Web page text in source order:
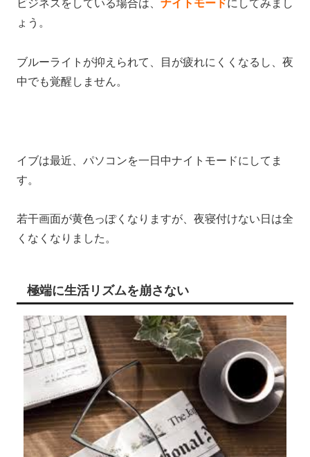
ビジネスをしている場合は、 ナイトモードにしてみまし
ょう。
ブルーライトが抑えられて、目が疲れにくくなるし、夜
中でも覚醒しません。
イブは最近、パソコンを一日中ナイトモードにしてま
す。
若干画面が黄色っぽくなりますが、夜寝付けない日は全
くなくなりました。
極端に生活リズムを崩さない